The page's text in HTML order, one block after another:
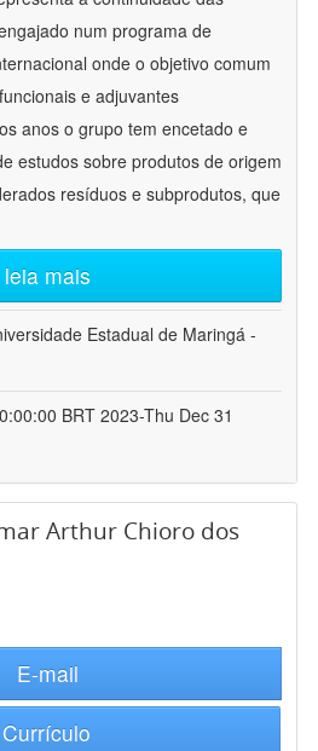
num programa de
onde o objetivo comum
e adjuvantes
anos o grupo tem encetado e
estudos sobre produtos de origem
resíduos e subprodutos, que
leia mais
Estadual de Maringá -
BRT 2023-Thu Dec 31
Arthur Chioro dos
E-mail
Currículo